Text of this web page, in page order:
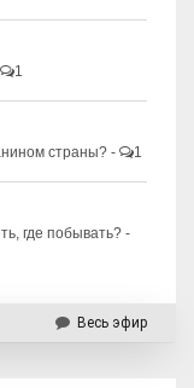
1
страны? - 1
где побывать? -
Весь эфир